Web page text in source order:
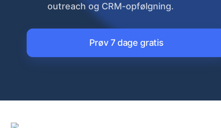
outreach og CRM-opfølgning.
Prøv 7 dage gratis